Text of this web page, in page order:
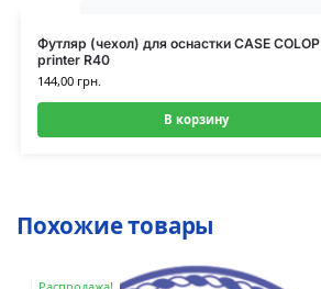
Футляр (чехол) для оснастки CASE COLOP
printer R40
144,00 грн.
В корзину
Похожие товары